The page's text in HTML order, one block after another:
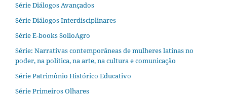
Série Diálogos Avançados
Série Diálogos Interdisciplinares
Série E-books SolloAgro
Série: Narrativas contemporâneas de mulheres latinas no
poder, na política, na arte, na cultura e comunicação
Série Patrimônio Histórico Educativo
Série Primeiros Olhares